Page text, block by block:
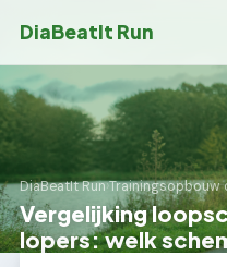
DiaBeatIt Run
DiaBeatIt Run›Trainingsopbouw
Vergelijking
lopers: welk